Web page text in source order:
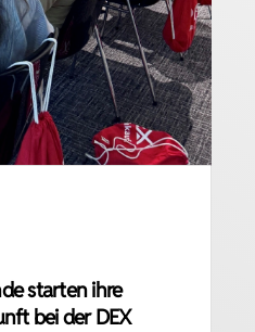
starten ihre
bei der DEX